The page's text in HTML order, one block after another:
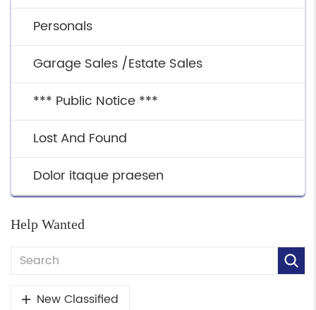
Personals
Garage Sales /Estate Sales
*** Public Notice ***
Lost And Found
Dolor itaque praesen
Help Wanted
New Classified